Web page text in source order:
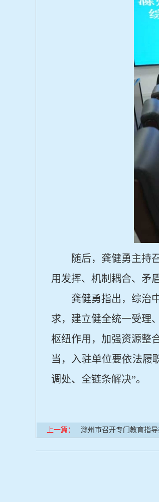
随后，龚健勇主持
用发挥、机制耦合、矛
龚健勇指出，综治
求，建立健全统一受理
枢纽作用，加强资源整
当，入驻单位要依法履
调处、全链条解决”。
上一篇： 滁州市召开专门教育指